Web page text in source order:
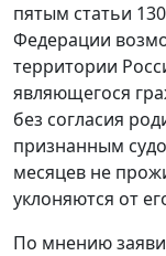
пятым статьи 130
Федерации
территории
являющегося
без согласия
признанным
месяцев не
уклоняются от
По мнению